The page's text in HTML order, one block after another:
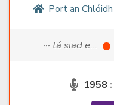
Port an Chlóidh
··· tá siad e...
1958 :